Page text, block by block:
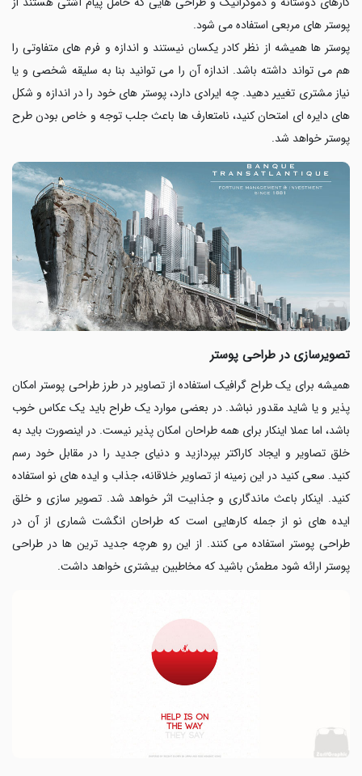
پوستر های مربعی استفاده می شود.
پوستر ها همیشه از نظر کادر یکسان نیستند و اندازه و فرم های متفاوتی را
هم می تواند داشته باشد. اندازه آن را می توانید بنا به سلیقه شخصی و یا
نیاز مشتری تغییر دهید. چه ایرادی دارد، پوستر های خود را در اندازه و شکل
های دایره ای امتحان کنید، نامتعارف ها باعث جلب توجه و خاص بودن طرح
پوستر خواهد شد.
تصویرسازی در طراحی پوستر
همیشه برای یک طراح گرافیک استفاده از تصاویر در طرز طراحی پوستر امکان
پذیر و یا شاید مقدور نباشد. در بعضی موارد یک طراح باید یک عکاس خوب
باشد، اما عملا اینکار برای همه طراحان امکان پذیر نیست. در اینصورت باید به
خلق تصاویر و ایجاد کاراکتر بپردازید و دنیای جدید را در مقابل خود رسم
کنید. سعی کنید در این زمینه از تصاویر خلاقانه، جذاب و ایده های نو استفاده
کنید. اینکار باعث ماندگاری و جذابیت اثر خواهد شد. تصویر سازی و خلق
ایده های نو از جمله کارهایی است که طراحان انگشت شماری از آن در
طراحی پوستر استفاده می کنند. از این رو هرچه جدید ترین ها در طراحی
پوستر ارائه شود مطمئن باشید که مخاطبین بیشتری خواهد داشت.